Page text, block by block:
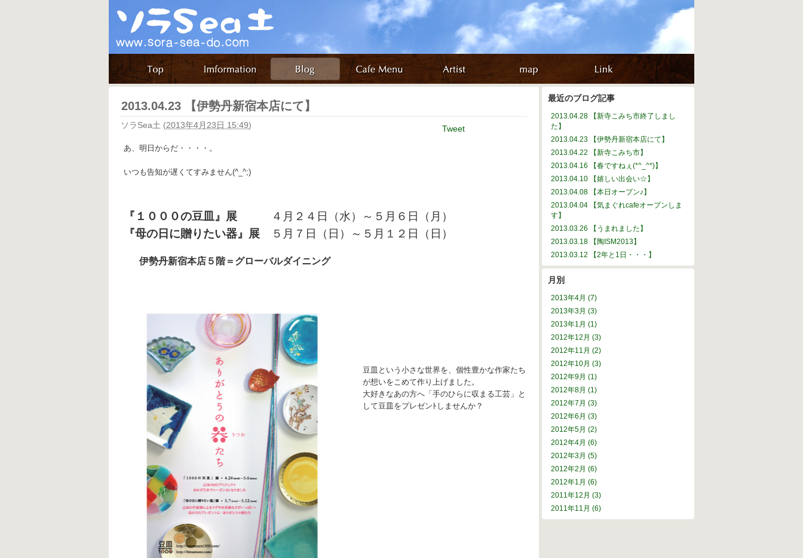
2013.04.23 【伊勢丹新宿本店にて】
Tweet
ソラSea土 (2013年4月23日 15:49)
あ、明日からだ・・・・。
いつも告知が遅くてすみません(^_^;)
『１０００の豆皿』展 ４月２４日（水）～５月６日（月）
『母の日に贈りたい器』展 ５月７日（日）～５月１２日（日）
伊勢丹新宿本店５階＝グローバルダイニング
豆皿という小さな世界を、個性豊かな作家たち
が想いをこめて作り上げました。
大好きなあの方へ「手のひらに収まる工芸」と
して豆皿をプレゼンﾄしませんか？
最近のブログ記事
2013.04.28 【新寺こみち市終了しまし
た】
2013.04.23 【伊勢丹新宿本店にて】
2013.04.22 【新寺こみち市】
2013.04.16 【春ですねぇ(*^_^*)】
2013.04.10 【嬉しい出会い☆】
2013.04.08 【本日オープン♪】
2013.04.04 【気まぐれcafeオープンしま
す】
2013.03.26 【うまれました】
2013.03.18 【陶ISM2013】
2013.03.12 【2年と1日・・・】
月別
2013年4月 (7)
2013年3月 (3)
2013年1月 (1)
2012年12月 (3)
2012年11月 (2)
2012年10月 (3)
2012年9月 (1)
2012年8月 (1)
2012年7月 (3)
2012年6月 (3)
2012年5月 (2)
2012年4月 (6)
2012年3月 (5)
2012年2月 (6)
2012年1月 (6)
2011年12月 (3)
2011年11月 (6)